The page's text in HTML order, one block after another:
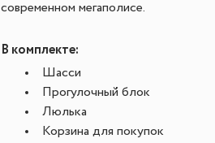
современном мегаполисе.
В комплекте:
Шасси
Прогулочный блок
Люлька
Корзина для покупок